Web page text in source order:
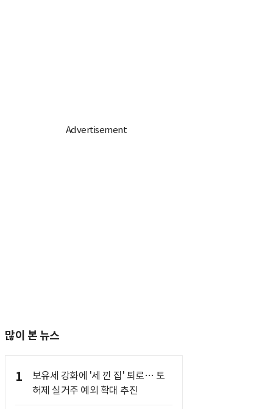
많이 본 뉴스
1
보유세 강화에 '세 낀 집' 퇴로… 토
허제 실거주 예외 확대 추진